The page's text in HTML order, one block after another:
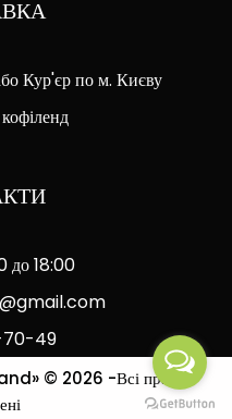
Кур'єр по м. Києву
до 18:00
49
© 2026 -Всі права